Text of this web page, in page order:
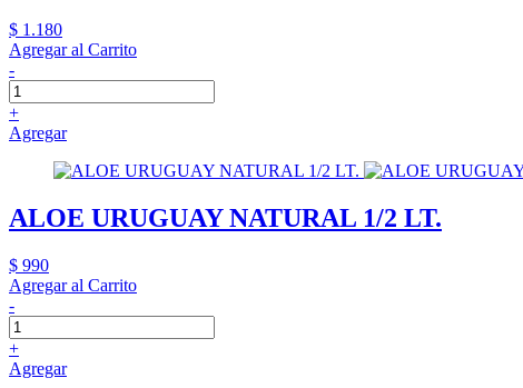
$ 1.180
Agregar al Carrito
-
+
Agregar
ALOE URUGUAY NATURAL 1/2 LT.
$ 990
Agregar al Carrito
-
+
Agregar